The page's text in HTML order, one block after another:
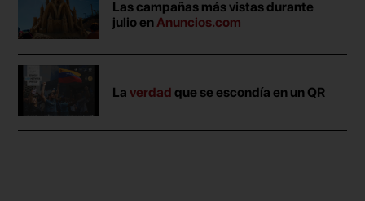
Las campañas más vistas durante
julio enAnuncios.com
Laverdad que se escondía en un QR